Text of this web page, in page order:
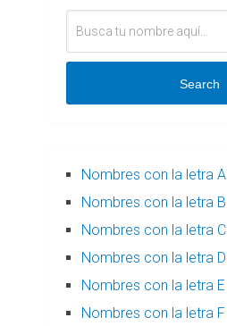
Search
Nombres con la letra A
Nombres con la letra B
Nombres con la letra C
Nombres con la letra D
Nombres con la letra E
Nombres con la letra F